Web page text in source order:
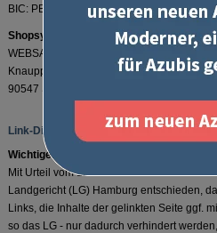
BIC: PBNKDEFFXXX
Shopsystem / Shopsoftware
WEBSALE AG
Knauppstraße 23
90547 Stein
Link-Disclaimer
Wichtiger Hinweis zu allen Links
Mit Urteil vom 12. Mai 1998 - 312 O 85/98
Landgericht (LG) Hamburg entschieden,
Links, die Inhalte der gelinkten Seite ggf.
so das LG - nur dadurch verhindert